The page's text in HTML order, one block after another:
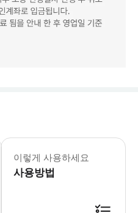
※필수※ NOL인터파크 투어, 트리플,
이렇게 사용하세요
사용방법